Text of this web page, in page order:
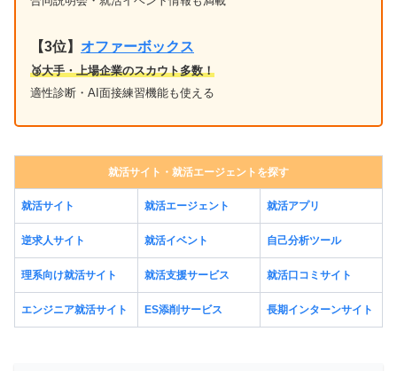
【3位】 オファーボックス
🥉大手・上場企業のスカウト多数！
適性診断・AI面接練習機能も使える
就活サイト・就活エージェントを探す
就活サイト 就活エージェント 就活アプリ
逆求人サイト 就活イベント 自己分析ツール
理系向け就活サイト 就活支援サービス 就活口コミサイト
エンジニア就活サイト ES添削サービス 長期インターンサイト